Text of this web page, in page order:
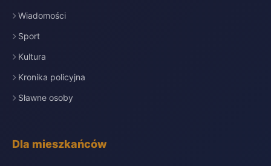
Wiadomości
Sport
Kultura
Kronika policyjna
Sławne osoby
Dla mieszkańców